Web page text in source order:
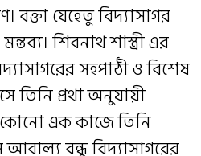
বক্তা যেহেতু বিদ্যাসাগর
শিবনাথ শাস্ত্রী এর
সহপাঠী ও বিশেষ
তিনি প্রথা অনুযায়ী
কোনো এক কাজে তিনি
বন্ধু বিদ্যাসাগরের